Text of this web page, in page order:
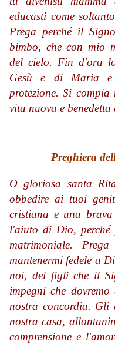
educasti come
Prega perché il
bimbo, che con mio
del cielo. Fin d'ora
Gesù e di Maria e
protezione. Si
vita nuova e benedetta
Preghiera
O gloriosa santa
obbedire ai tuoi
cristiana e una
l'aiuto di Dio, perché
matrimoniale.
mantenermi fedele a
noi, dei figli che il
impegni che
nostra concordia. Gli
nostra casa,
comprensione e